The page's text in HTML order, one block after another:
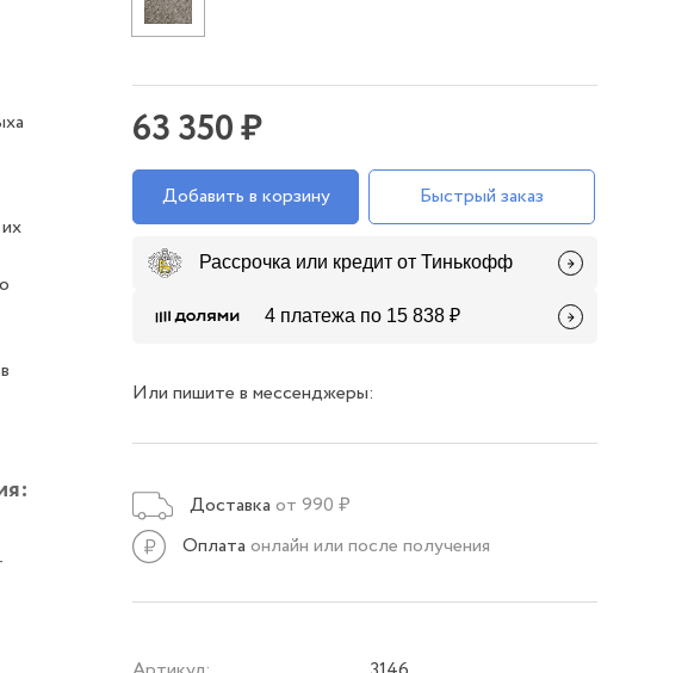
63 350 ₽
Добавить в корзину Быстрый заказ
Рассрочка или кредит от Тинькофф
4 платежа по 15 838 ₽
Или пишите в мессенджеры:
Доставка от 990 ₽
Оплата онлайн или после получения